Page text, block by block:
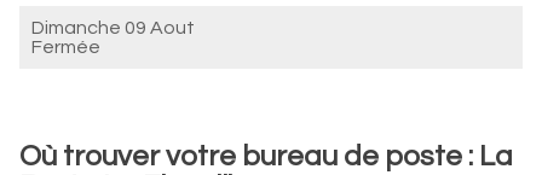
Dimanche 09 Aout
Fermée
Où trouver votre bureau de poste : La